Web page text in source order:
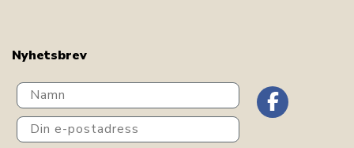
Nyhetsbrev
Navn
Din e-postadress